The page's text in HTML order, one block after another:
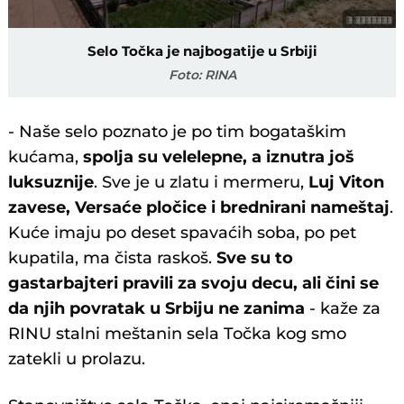
Selo Točka je najbogatije u Srbiji
Foto: RINA
- Naše selo poznato je po tim bogataškim
kućama,spolja su velelepne, a iznutra još
luksuznije. Sve je u zlatu i mermeru, Luj Viton
zavese, Versaće pločice i brednirani nameštaj.
Kuće imaju po deset spavaćih soba, po pet
kupatila, ma čista raskoš.Sve su to
gastarbajteri pravili za svoju decu, ali čini se
da njih povratak u Srbiju ne zanima - kaže za
RINU stalni meštanin sela Točka kog smo
zatekli u prolazu.